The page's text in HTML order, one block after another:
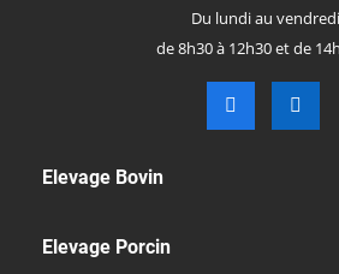
Du lundi au
de 8h30 à 12h30 et de
Elevage Bovin
Elevage Porcin